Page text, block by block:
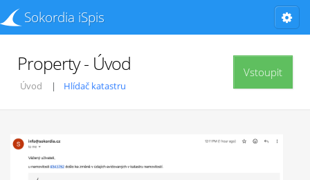
Sokordia iSpis
Vstoupit
Property - Úvod
Úvod Hlídač katastru